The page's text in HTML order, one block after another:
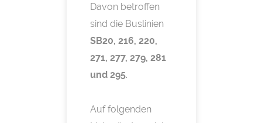
Davon betroffen
sind die Buslinien
SB20, 216, 220,
271, 277, 279, 281
und 295.
Auf folgenden